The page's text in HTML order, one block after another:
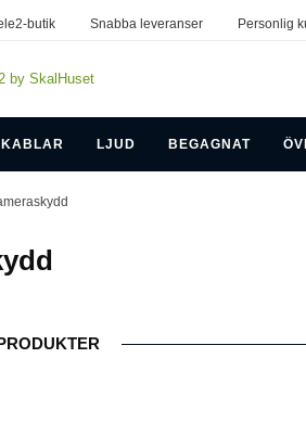
butik Snabba leveranser Personlig
LJUD BEGAGNAT